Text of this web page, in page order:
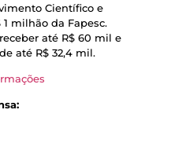
Científico e
1 milhão da Fapesc.
até R$ 60 mil e
até R$ 32,4 mil.